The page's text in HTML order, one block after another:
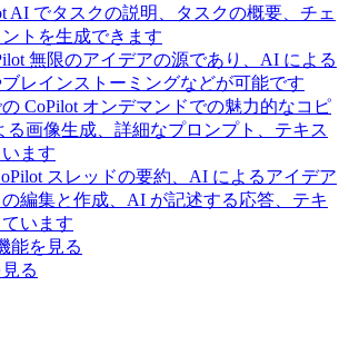
AI でタスクの説明、タスクの概要、チェ
トを生成できます
無限のアイデアの源であり、AI による
レインストーミングなどが可能です
CoPilot オンデマンドでの魅力的なコピ
る画像生成、詳細なプロンプト、テキス
ます
スレッドの要約、AI によるアイデア
編集と作成、AI が記述する応答、テキ
います
能を見る
る